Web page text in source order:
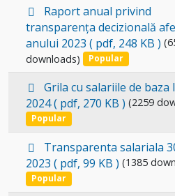
Select
item
p
d
f
Raport anual privind
transparența decizională
anului 2023 ( pdf, 248 KB )
downloads)
Popular
Select
p
d
f
Grila cu salariile de baza
2024( pdf, 270 KB ) (2259
Popular
Select
p
d
f
Transparenta salariala
2023 ( pdf, 99 KB ) (1385
Popular